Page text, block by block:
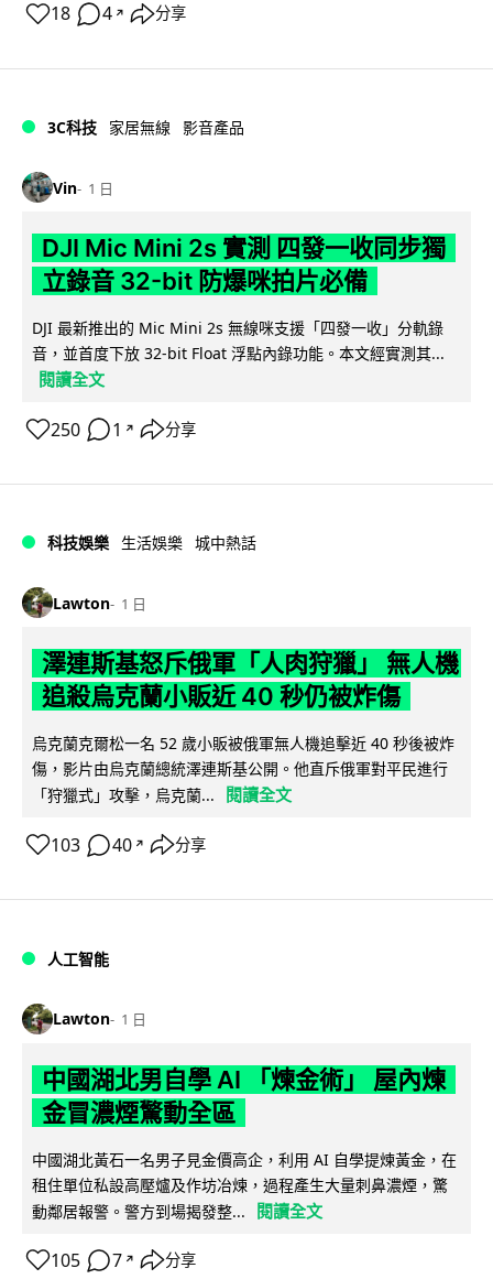
18 4 ↗ 分享
3C科技 家居無線 影音產品
Vin 1 日
DJI Mic Mini 2s 實測 四發一收同步獨
立錄音 32-bit 防爆咪拍片必備
DJI 最新推出的 Mic Mini 2s 無線咪支援「四發一收」分軌錄
音，並首度下放 32-bit Float 浮點內錄功能。本文經實測其...
閱讀全文
250 1 ↗ 分享
科技娛樂 生活娛樂 城中熱話
Lawton 1 日
澤連斯基怒斥俄軍「人肉狩獵」 無人機
追殺烏克蘭小販近 40 秒仍被炸傷
烏克蘭克爾松一名 52 歲小販被俄軍無人機追擊近 40 秒後被炸
傷，影片由烏克蘭總統澤連斯基公開。他直斥俄軍對平民進行
「狩獵式」攻擊，烏克蘭...
閱讀全文
103 40 ↗ 分享
人工智能
Lawton 1 日
中國湖北男自學 AI 「煉金術」 屋內煉
金冒濃煙驚動全區
中國湖北黃石一名男子見金價高企，利用 AI 自學提煉黃金，在
租住單位私設高壓爐及作坊冶煉，過程產生大量刺鼻濃煙，驚
動鄰居報警。警方到場揭發整...
閱讀全文
105 7 ↗ 分享